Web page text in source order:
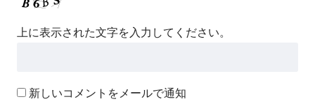
上に表示された文字を入力してください。
新しいコメントをメールで通知